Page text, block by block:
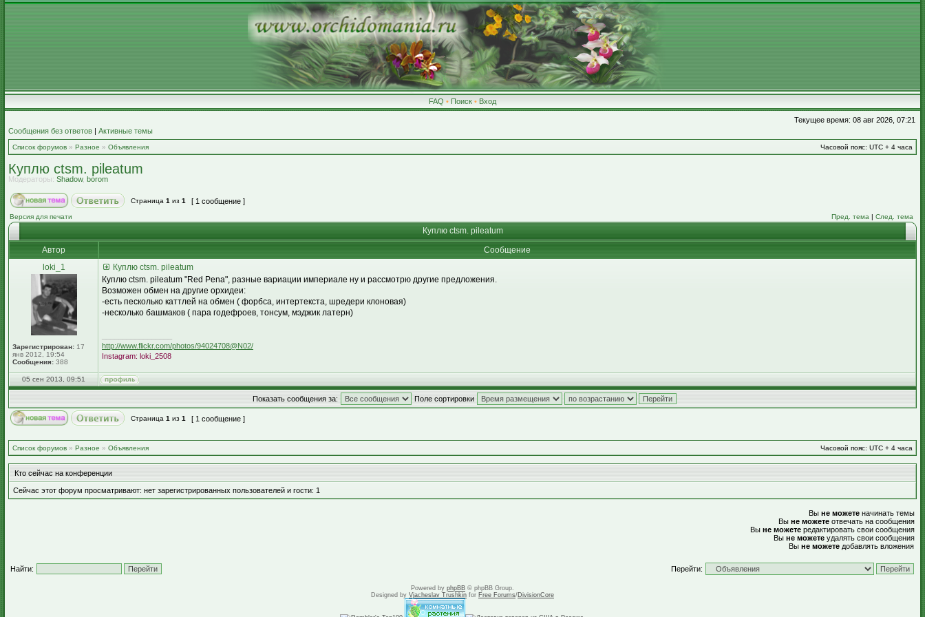
FAQ • Поиск • Вход
Текущее время: 08 авг 2026, 07:21
Сообщения без ответов | Активные темы
Список форумов » Разное » Объявления Часовой пояс: UTC + 4 часа
Куплю ctsm. pileatum
Модераторы: Shadow, borom
Страница 1 из 1 [ 1 сообщение ]
Версия для печати Пред. тема | След. тема
Куплю ctsm. pileatum
Автор
Сообщение
loki_1
Зарегистрирован: 17
янв 2012, 19:54
Сообщения: 388
Куплю ctsm. pileatum
Куплю ctsm. pileatum "Red Pena", разные вариации империале ну и рассмотрю другие предложения.
Возможен обмен на другие орхидеи:
-есть песколько каттлей на обмен ( форбса, интертекста, шредери клоновая)
-несколько башмаков ( пара годефроев, тонсум, мэджик латерн)
http://www.flickr.com/photos/94024708@N02/
Instagram: loki_2508
05 сен 2013, 09:51
Показать сообщения за: Поле сортировки
Страница 1 из 1 [ 1 сообщение ]
Список форумов » Разное » Объявления Часовой пояс: UTC + 4 часа
Кто сейчас на конференции
Сейчас этот форум просматривают: нет зарегистрированных пользователей и гости: 1
Вы не можете начинать темы
Вы не можете отвечать на сообщения
Вы не можете редактировать свои сообщения
Вы не можете удалять свои сообщения
Вы не можете добавлять вложения
Найти: Перейти:
Powered by phpBB © phpBB Group.
Designed by Vjacheslav Trushkin for Free Forums/DivisionCore